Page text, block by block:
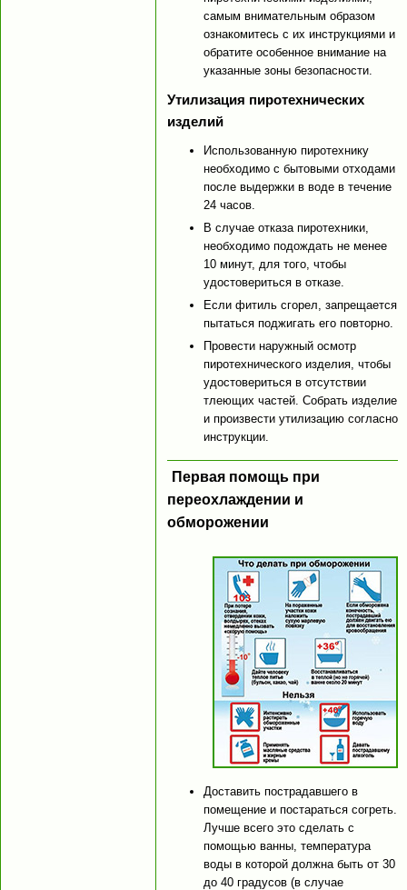
самым внимательным образом
ознакомитесь с их инструкциями и
обратите особенное внимание на
указанные зоны безопасности.
Утилизация пиротехнических
изделий
Использованную пиротехнику
необходимо с бытовыми отходами
после выдержки в воде в течение
24 часов.
В случае отказа пиротехники,
необходимо подождать не менее
10 минут, для того, чтобы
удостовериться в отказе.
Если фитиль сгорел, запрещается
пытаться поджигать его повторно.
Провести наружный осмотр
пиротехнического изделия, чтобы
удостовериться в отсутствии
тлеющих частей. Собрать изделие
и произвести утилизацию согласно
инструкции.
Первая помощь при
переохлаждении и
обморожении
Доставить пострадавшего в
помещение и постараться согреть.
Лучше всего это сделать с
помощью ванны, температура
воды в которой должна быть от 30
до 40 градусов (в случае